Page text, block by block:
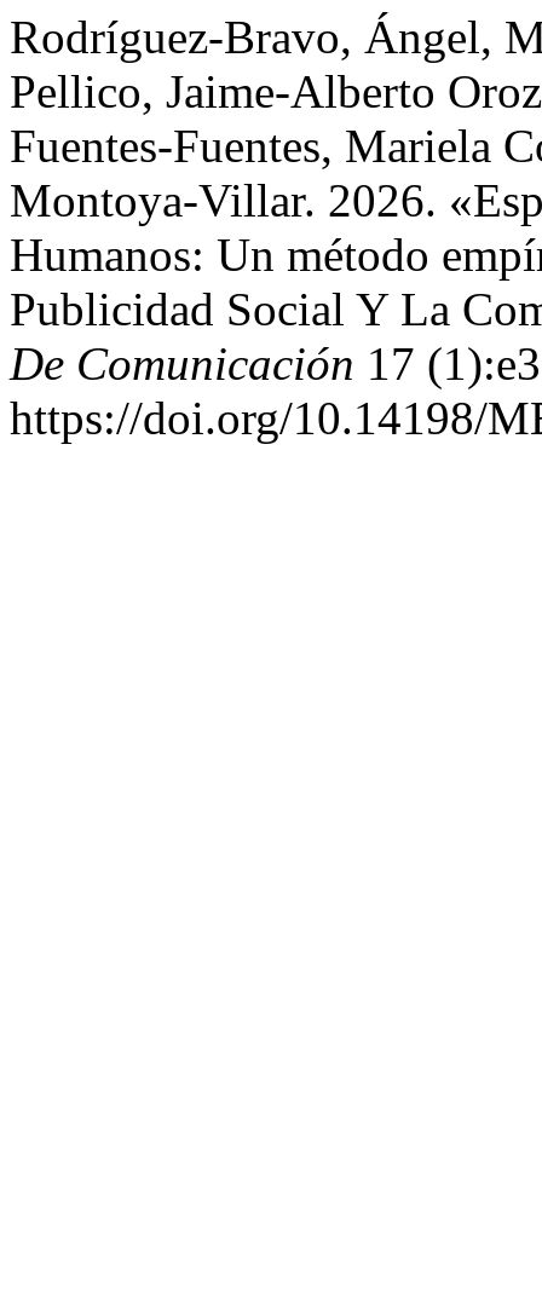
Rodríguez-Bravo, Ángel,
Pellico, Jaime-Alberto
Fuentes-Fuentes, Mariela
Montoya-Villar. 2026.
Humanos: Un método
Publicidad Social Y La
De Comunicación 17
https://doi.org/10.14198/